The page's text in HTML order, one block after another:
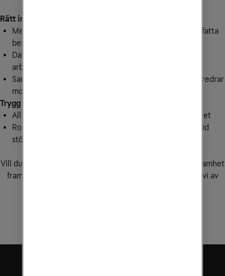
Rätt information där användaren vill ta emot den
Medarbetarna får den information de behöver för att fatta
beslut
Data presenteras där den behövs: i mobilen, på
arbetsstationen eller via webb.
Samma smidiga användarupplevelse oavsett om du föredrar
mobil, surfplatta eller dator
Trygg och driftssäker
All viktig data krypteras och lagras med högsta säkerhet
Robust system som håller verksamheten igång även vid
störningar
Vill du veta mer om hur våra tjänster kan hjälpa din verksamhet
framåt? Välkommen att fylla i kontaktformuläret så hör vi av